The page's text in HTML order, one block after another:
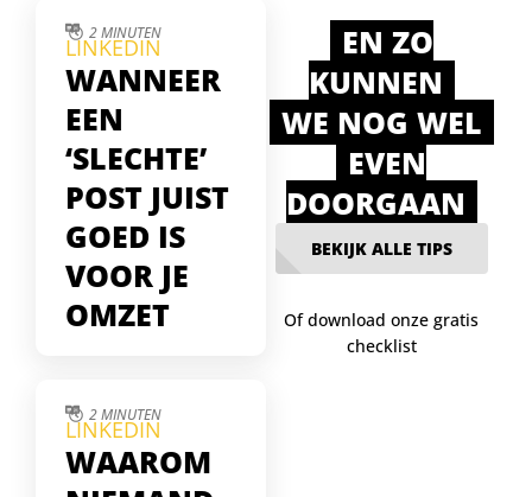
2 MINUTEN
LINKEDIN
WANNEER
EEN
‘SLECHTE’
POST JUIST
GOED IS
VOOR JE
OMZET
reacties. Maar juist die
stille posts blijken
gelezen te worden
2 MINUTEN
LINKEDIN
WAAROM
EN ZO
KUNNEN
WE NOG WEL
EVEN
DOORGAAN
BEKIJK ALLE TIPS
Of download onze gratis
checklist